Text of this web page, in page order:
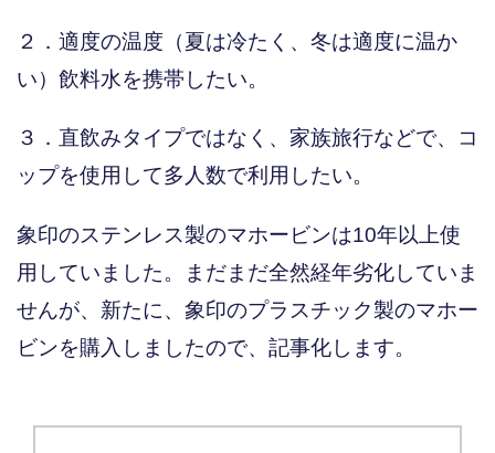
２．適度の温度（夏は冷たく、冬は適度に温か
い）飲料水を携帯したい。
３．直飲みタイプではなく、家族旅行などで、コ
ップを使用して多人数で利用したい。
象印のステンレス製のマホービンは10年以上使
用していました。まだまだ全然経年劣化していま
せんが、新たに、象印のプラスチック製のマホー
ビンを購入しましたので、記事化します。